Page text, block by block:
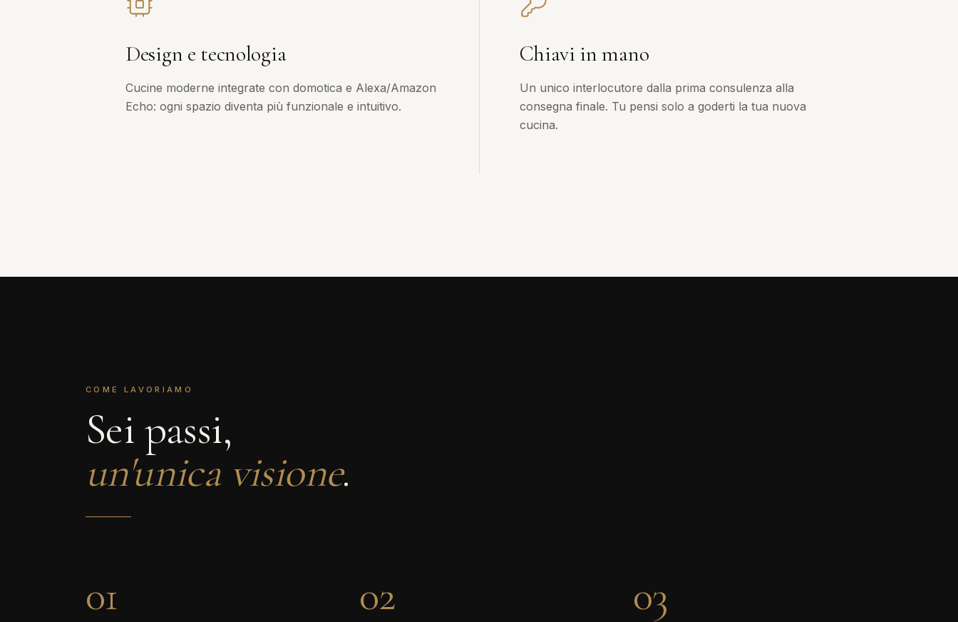
Design e tecnologia
Cucine moderne integrate con domotica e Alexa/Amazon
Echo: ogni spazio diventa più funzionale e intuitivo.
Chiavi in mano
Un unico interlocutore dalla prima consulenza alla
consegna finale. Tu pensi solo a goderti la tua nuova
cucina.
COME LAVORIAMO
Sei passi,
un'unica visione.
01 02 03